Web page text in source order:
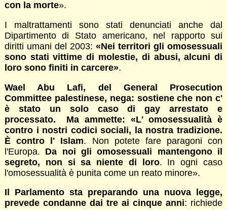
con la morte».
I maltrattamenti sono stati denunciati anche dal
Dipartimento di Stato americano, nel rapporto sui
diritti umani del 2003:«Nei territori gli omosessuali
sono stati vittime di molestie, di abusi, alcuni di
loro sono finiti in carcere».
Wael Abu Lafi, del General Prosecution
Committee palestinese, nega: sostiene che non c'
è stato un solo caso di gay arrestato e
processato. Ma ammette: «L' omosessualità è
contro i nostri codici sociali, la nostra tradizione.
È contro l' Islam. Non potete fare paragoni con
l'Europa. Da noi gli omosessuali mantengono il
segreto, non si sa niente di loro. In ogni caso
l'omosessualità è punita come un reato minore».
Il Parlamento sta preparando una nuova legge,
prevede condanne dai tre ai cinque anni: richiede